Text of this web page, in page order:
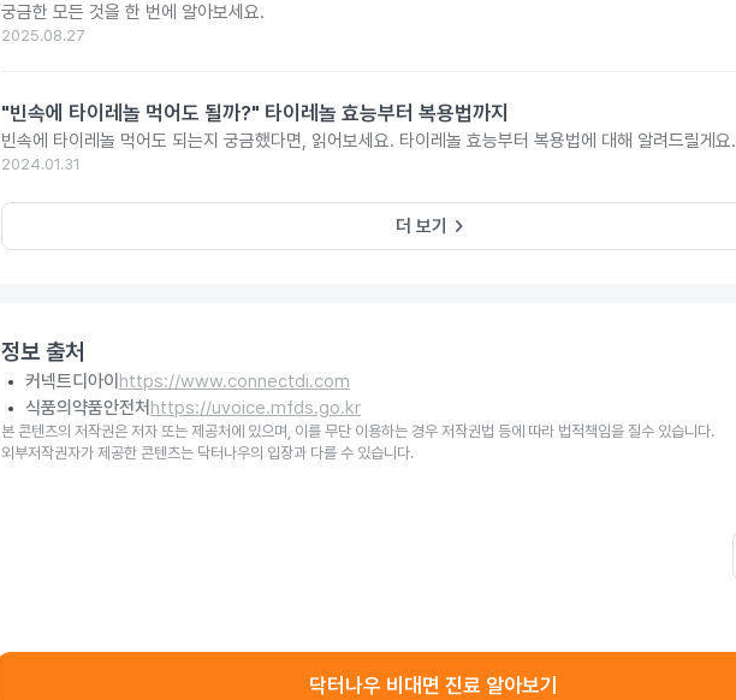
궁금한 모든 것을 한 번에 알아보세요.
2025.08.27
"빈속에 타이레놀 먹어도 될까?" 타이레놀 효능부터 복용법까지
빈속에 타이레놀 먹어도 되는지 궁금했다면, 읽어보세요. 타이레놀 효능부터 복용법에 대해 알려드릴게요.
2024.01.31
더 보기 keyboard_arrow_right
정보 출처
커넥트디아이 https://www.connectdi.com
식품의약품안전처 https://uvoice.mfds.go.kr
본 콘텐츠의 저작권은 저자 또는 제공처에 있으며, 이를 무단 이용하는 경우 저작권법 등에 따라 법적책임을 질수 있습니다.
외부저작권자가 제공한 콘텐츠는 닥터나우의 입장과 다를 수 있습니다.
닥터나우 비대면 진료 알아보기